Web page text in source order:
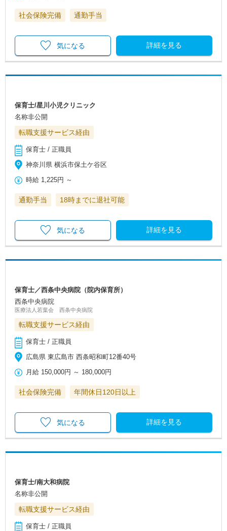
社会保険完備 通勤手当
詳細を見る
気になる
保育士/星川小児クリニック
名称非公開
転職支援サービス経由
保育士 / 正職員
神奈川県 横浜市保土ケ谷区
時給 1,225円 ～
通勤手当 18時までに退社可能
詳細を見る
気になる
保育士／西条中央病院（院内保育所）
西条中央病院
医療法人若葉会 西条中央病院
転職支援サービス経由
保育士 / 正職員
広島県 東広島市 西条昭和町12番40号
月給 150,000円 ～ 180,000円
社会保険完備 年間休日120日以上
詳細を見る
気になる
保育士/南大和病院
名称非公開
転職支援サービス経由
保育士 / 正職員